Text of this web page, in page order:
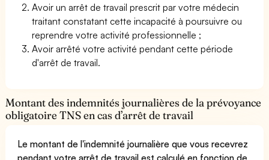
Avoir un arrêt de travail prescrit par votre médecin
traitant constatant cette incapacité à poursuivre ou
reprendre votre activité professionnelle ;
Avoir arrêté votre activité pendant cette période
d'arrêt de travail.
Montant des indemnités journalières de la prévoyance
obligatoire TNS en cas d’arrêt de travail
Le montant de l'indemnité journalière que vous recevrez
pendant votre arrêt de travail est calculé en fonction de